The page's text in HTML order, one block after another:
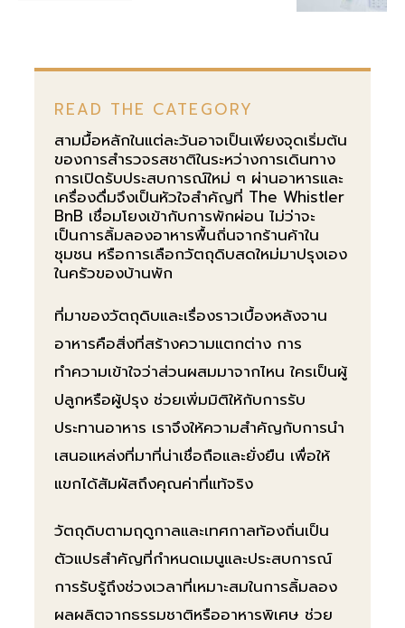
READ THE CATEGORY
สามมื้อหลักในแต่ละวันอาจเป็นเพียงจุดเริ่มต้น
ของการสำรวจรสชาติในระหว่างการเดินทาง
การเปิดรับประสบการณ์ใหม่ ๆ ผ่านอาหารและ
เครื่องดื่มจึงเป็นหัวใจสำคัญที่ The Whistler
BnB เชื่อมโยงเข้ากับการพักผ่อน ไม่ว่าจะ
เป็นการลิ้มลองอาหารพื้นถิ่นจากร้านค้าใน
ชุมชน หรือการเลือกวัตถุดิบสดใหม่มาปรุงเอง
ในครัวของบ้านพัก
ที่มาของวัตถุดิบและเรื่องราวเบื้องหลังจาน
อาหารคือสิ่งที่สร้างความแตกต่าง การ
ทำความเข้าใจว่าส่วนผสมมาจากไหน ใครเป็นผู้
ปลูกหรือผู้ปรุง ช่วยเพิ่มมิติให้กับการรับ
ประทานอาหาร เราจึงให้ความสำคัญกับการนำ
เสนอแหล่งที่มาที่น่าเชื่อถือและยั่งยืน เพื่อให้
แขกได้สัมผัสถึงคุณค่าที่แท้จริง
วัตถุดิบตามฤดูกาลและเทศกาลท้องถิ่นเป็น
ตัวแปรสำคัญที่กำหนดเมนูและประสบการณ์
การรับรู้ถึงช่วงเวลาที่เหมาะสมในการลิ้มลอง
ผลผลิตจากธรรมชาติหรืออาหารพิเศษ ช่วย